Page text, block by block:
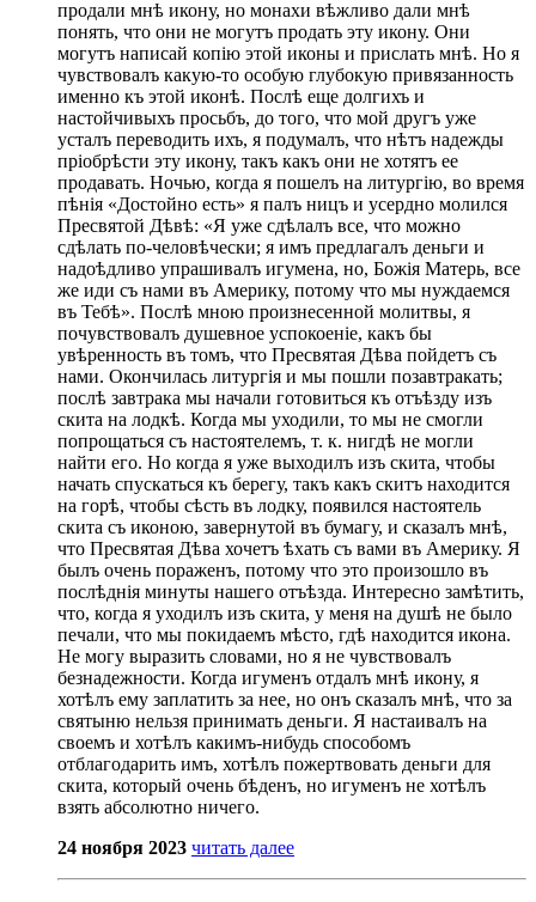
продали мнѣ икону, но монахи вѣжливо дали мнѣ
понять, что они не могутъ продать эту икону. Они
могутъ написай копію этой иконы и прислать мнѣ. Но я
чувствовалъ какую-то особую глубокую привязанность
именно къ этой иконѣ. Послѣ еще долгихъ и
настойчивыхъ просьбъ, до того, что мой другъ уже
усталъ переводить ихъ, я подумалъ, что нѣтъ надежды
пріобрѣсти эту икону, такъ какъ они не хотятъ ее
продавать. Ночью, когда я пошелъ на литургію, во время
пѣнія «Достойно есть» я палъ ницъ и усердно молился
Пресвятой Дѣвѣ: «Я уже сдѣлалъ все, что можно
сдѣлать по-человѣчески; я имъ предлагалъ деньги и
надоѣдливо упрашивалъ игумена, но, Божія Матерь, все
же иди съ нами въ Америку, потому что мы нуждаемся
въ Тебѣ». Послѣ мною произнесенной молитвы, я
почувствовалъ душевное успокоеніе, какъ бы
увѣренность въ томъ, что Пресвятая Дѣва пойдетъ съ
нами. Окончилась литургія и мы пошли позавтракать;
послѣ завтрака мы начали готовиться къ отъѣзду изъ
скита на лодкѣ. Когда мы уходили, то мы не смогли
попрощаться съ настоятелемъ, т. к. нигдѣ не могли
найти его. Но когда я уже выходилъ изъ скита, чтобы
начать спускаться къ берегу, такъ какъ скитъ находится
на горѣ, чтобы сѣсть въ лодку, появился настоятель
скита съ иконою, завернутой въ бумагу, и сказалъ мнѣ,
что Пресвятая Дѣва хочетъ ѣхать съ вами въ Америку. Я
былъ очень пораженъ, потому что это произошло въ
послѣднія минуты нашего отъѣзда. Интересно замѣтить,
что, когда я уходилъ изъ скита, у меня на душѣ не было
печали, что мы покидаемъ мѣсто, гдѣ находится икона.
Не могу выразить словами, но я не чувствовалъ
безнадежности. Когда игуменъ отдалъ мнѣ икону, я
хотѣлъ ему заплатить за нее, но онъ сказалъ мнѣ, что за
святыню нельзя принимать деньги. Я настаивалъ на
своемъ и хотѣлъ какимъ-нибудь способомъ
отблагодарить имъ, хотѣлъ пожертвовать деньги для
скита, который очень бѣденъ, но игуменъ не хотѣлъ
взять абсолютно ничего.
24 ноября 2023 читать далее